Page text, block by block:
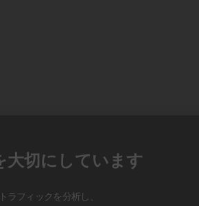
大切にしています
フィックを分析し、